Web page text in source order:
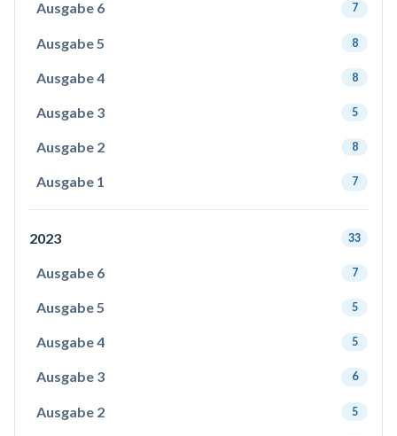
Ausgabe 6 7
Ausgabe 5 8
Ausgabe 4 8
Ausgabe 3 5
Ausgabe 2 8
Ausgabe 1 7
2023 33
Ausgabe 6 7
Ausgabe 5 5
Ausgabe 4 5
Ausgabe 3 6
Ausgabe 2 5